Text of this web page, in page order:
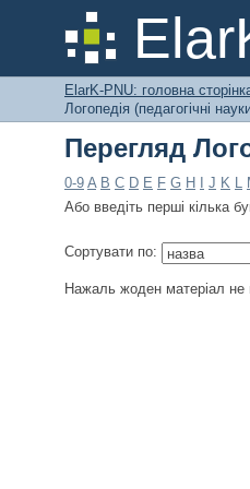
Перегляд
ElarK-PNU: головна
Логопедія (педагогічні
Перегляд
0-9 A B C D E F G H J K L
Або введіть перші кілька
Сортувати по:
Нажаль жоден матеріал не